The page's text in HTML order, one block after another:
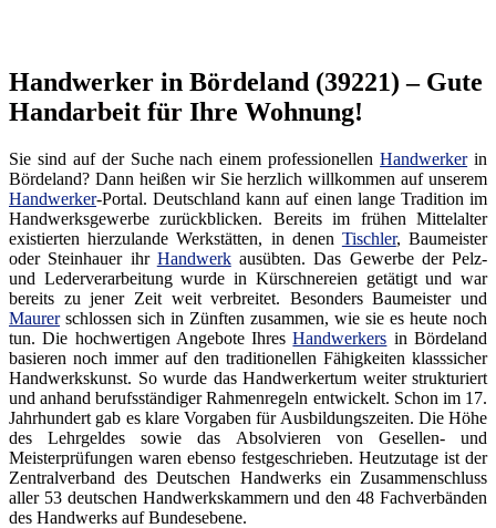
Handwerker in Bördeland (39221) – Gute
Handarbeit für Ihre Wohnung!
Sie sind auf der Suche nach einem professionellenHandwerkerin
Bördeland? Dann heißen wir Sie herzlich willkommen auf unserem
Handwerker-Portal. Deutschland kann auf einen lange Tradition im
Handwerksgewerbe zurückblicken. Bereits im frühen Mittelalter
existierten hierzulande Werkstätten, in denen Tischler, Baumeister
oder Steinhauer ihr Handwerkausübten. Das Gewerbe der Pelz-
und Lederverarbeitung wurde in Kürschnereien getätigt und war
bereits zu jener Zeit weit verbreitet. Besonders Baumeister und
Maurerschlossen sich in Zünften zusammen, wie sie es heute noch
tun. Die hochwertigen Angebote IhresHandwerkers in Bördeland
basieren noch immer auf den traditionellen Fähigkeiten klasssicher
Handwerkskunst. So wurde das Handwerkertum weiter strukturiert
und anhand berufsständiger Rahmenregeln entwickelt. Schon im 17.
Jahrhundert gab es klare Vorgaben für Ausbildungszeiten. Die Höhe
des Lehrgeldes sowie das Absolvieren von Gesellen- und
Meisterprüfungen waren ebenso festgeschrieben. Heutzutage ist der
Zentralverband des Deutschen Handwerks ein Zusammenschluss
aller 53 deutschen Handwerkskammern und den 48 Fachverbänden
des Handwerks auf Bundesebene.